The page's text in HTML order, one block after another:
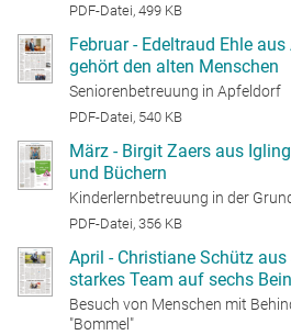
PDF-Datei, 499 KB
Februar - Edeltraud Ehle
gehört den alten Menschen
Seniorenbetreuung in Apfeldorf
PDF-Datei, 540 KB
März - Birgit Zaers aus
und Büchern
Kinderlernbetreuung in der
PDF-Datei, 356 KB
April - Christiane Schütz
starkes Team auf sechs
Besuch von Menschen mit
"Bommel"